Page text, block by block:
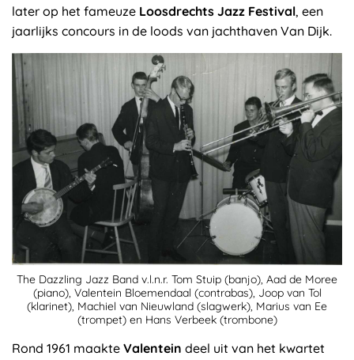
later op het fameuze Loosdrechts Jazz Festival, een
jaarlijks concours in de loods van jachthaven Van Dijk.
The Dazzling Jazz Band v.l.n.r. Tom Stuip (banjo), Aad de Moree
(piano), Valentein Bloemendaal (contrabas), Joop van Tol
(klarinet), Machiel van Nieuwland (slagwerk), Marius van Ee
(trompet) en Hans Verbeek (trombone)
Rond 1961 maakte Valentein deel uit van het kwartet